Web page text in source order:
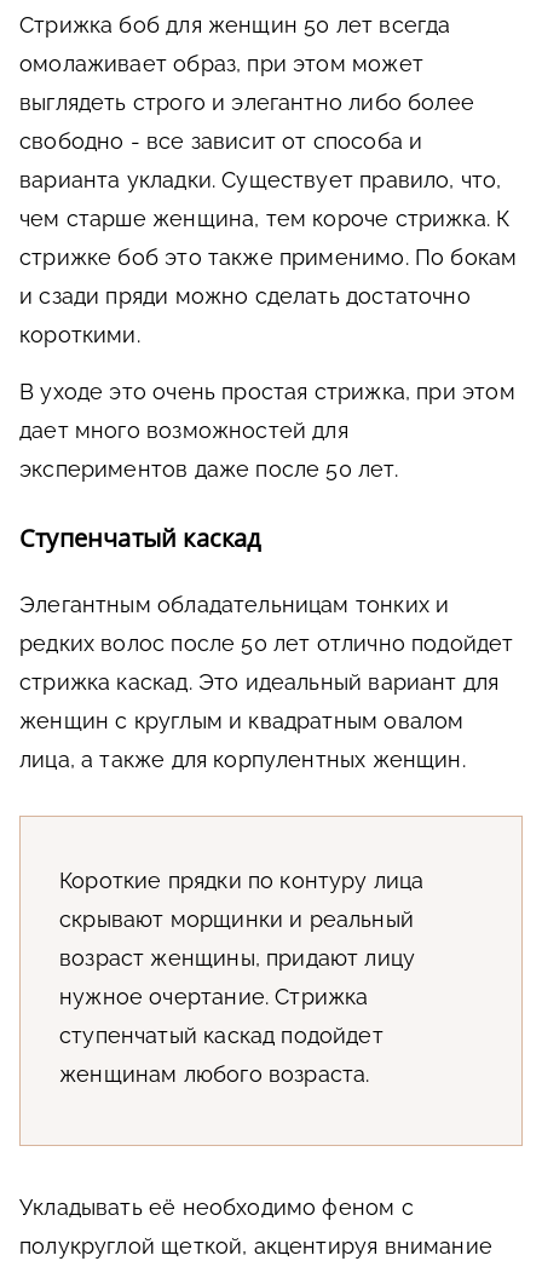
Стрижка боб для женщин 50 лет всегда
омолаживает образ, при этом может
выглядеть строго и элегантно либо более
свободно - все зависит от способа и
варианта укладки. Существует правило, что,
чем старше женщина, тем короче стрижка. К
стрижке боб это также применимо. По бокам
и сзади пряди можно сделать достаточно
короткими.
В уходе это очень простая стрижка, при этом
дает много возможностей для
экспериментов даже после 50 лет.
Ступенчатый каскад
Элегантным обладательницам тонких и
редких волос после 50 лет отлично подойдет
стрижка каскад. Это идеальный вариант для
женщин с круглым и квадратным овалом
лица, а также для корпулентных женщин.
Короткие прядки по контуру лица
скрывают морщинки и реальный
возраст женщины, придают лицу
нужное очертание. Стрижка
ступенчатый каскад подойдет
женщинам любого возраста.
Укладывать её необходимо феном с
полукруглой щеткой, акцентируя внимание